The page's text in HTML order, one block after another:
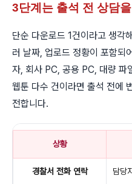
3단계는 출석 전 상담
단순 다운로드 1건이라고 생각
러 날짜, 업로드 정황이 포함되
자, 회사 PC, 공용 PC, 대량 파
웹툰 다수 건이라면 출석 전에
전합니다.
상황
경찰서 전화 연락 담당